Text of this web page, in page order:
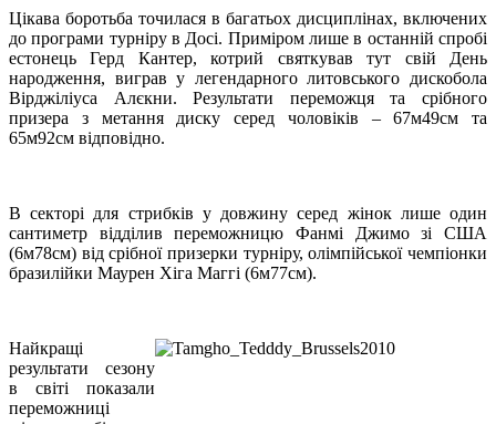
Цікава боротьба точилася в багатьох дисциплінах, включених
до програми турніру в Досі. Приміром лише в останній спробі
естонець Герд Кантер, котрий святкував тут свій День
народження, виграв у легендарного литовського дискобола
Вірджіліуса Алєкни. Результати переможця та срібного
призера з метання диску серед чоловіків – 67м49см та
65м92см відповідно.
В секторі для стрибків у довжину серед жінок лише один
сантиметр відділив переможницю Фанмі Джимо зі США
(6м78см) від срібної призерки турніру, олімпійської чемпіонки
бразилійки Маурен Хіга Маггі (6м77см).
Найкращі
результати сезону
в світі показали
переможниці